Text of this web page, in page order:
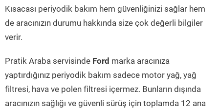
Kısacası periyodik bakım hem güvenliğinizi sağlar hem
de aracınızın durumu hakkında size çok değerli bilgiler
verir.
Pratik Araba servisinde Ford marka aracınıza
yaptırdığınız periyodik bakım sadece motor yağ, yağ
filtresi, hava ve polen filtresi içermez. Bunların dışında
aracınızın sağlığı ve güvenli sürüş için toplamda 12 ana